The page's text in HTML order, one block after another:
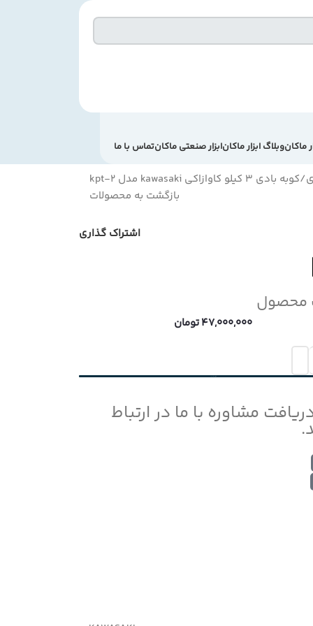
ماکانوبلاگ ابزار ماکانابزار صنعتی ماکانتماس با ما
کوبه بادی 3 کیلو کاوازاکی kawasaki مدل kpt-2
بازگشت به محصولات
اشتراک گذاری
محصول
47,000,000تومان
مشاوره با ما در ارتباط